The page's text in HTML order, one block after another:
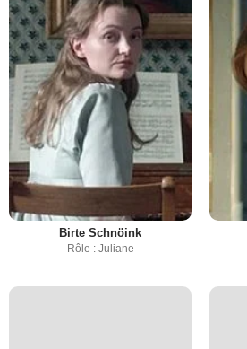
Birte Schnöink
Rôle : Juliane